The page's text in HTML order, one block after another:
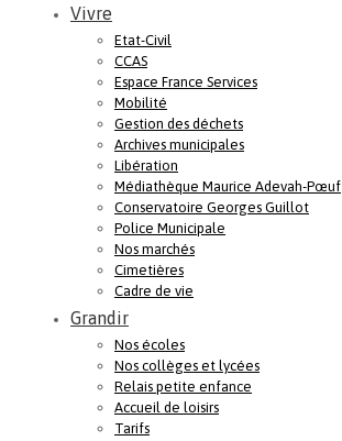
Vivre
Etat-Civil
CCAS
Espace France Services
Mobilité
Gestion des déchets
Archives municipales
Libération
Médiathèque Maurice Adevah-Pœuf
Conservatoire Georges Guillot
Police Municipale
Nos marchés
Cimetières
Cadre de vie
Grandir
Nos écoles
Nos collèges et lycées
Relais petite enfance
Accueil de loisirs
Tarifs